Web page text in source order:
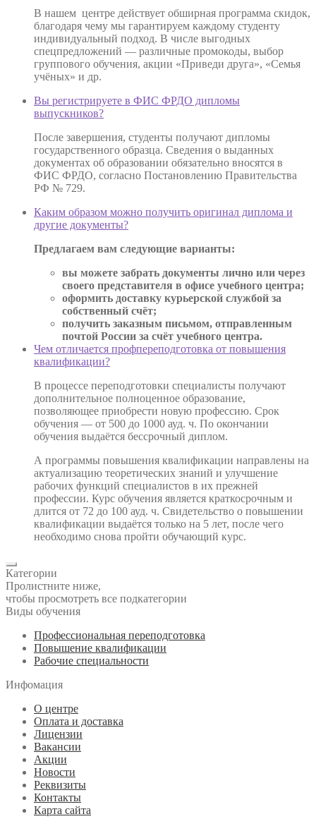
В нашем центре действует обширная программа скидок,
благодаря чему мы гарантируем каждому студенту
индивидуальный подход. В числе выгодных
спецпредложений — различные промокоды, выбор
группового обучения, акции «Приведи друга», «Семья
учёных» и др.
Вы регистрируете в ФИС ФРДО дипломы
выпускников?
После завершения, студенты получают дипломы
государственного образца. Сведения о выданных
документах об образовании обязательно вносятся в
ФИС ФРДО, согласно Постановлению Правительства
РФ № 729.
Каким образом можно получить оригинал диплома и
другие документы?
Предлагаем вам следующие варианты:
вы можете забрать документы лично или через
своего представителя в офисе учебного центра;
оформить доставку курьерской службой за
собственный счёт;
получить заказным письмом, отправленным
почтой России за счёт учебного центра.
Чем отличается профпереподготовка от повышения
квалификации?
В процессе переподготовки специалисты получают
дополнительное полноценное образование,
позволяющее приобрести новую профессию. Срок
обучения — от 500 до 1000 ауд. ч. По окончании
обучения выдаётся бессрочный диплом.
А программы повышения квалификации направлены на
актуализацию теоретических знаний и улучшение
рабочих функций специалистов в их прежней
профессии. Курс обучения является краткосрочным и
длится от 72 до 100 ауд. ч. Свидетельство о повышении
квалификации выдаётся только на 5 лет, после чего
необходимо снова пройти обучающий курс.
Категории
Пролистните ниже,
чтобы просмотреть все подкатегории
Виды обучения
Профессиональная переподготовка
Повышение квалификации
Рабочие специальности
Инфомация
О центре
Оплата и доставка
Лицензии
Вакансии
Акции
Новости
Реквизиты
Контакты
Карта сайта